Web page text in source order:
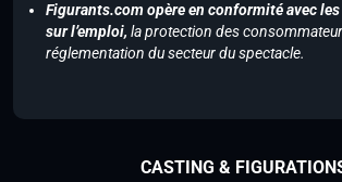
Figurants.com opère en conformité avec
sur l’emploi, la protection des
réglementation du secteur du spectacle.
CASTING &